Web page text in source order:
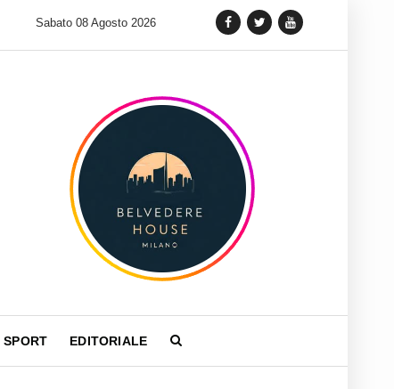
lancia una variante Limited Edition del Carrera Chronograph in
Sabato 08 Agosto 2026
SPORT EDITORIALE